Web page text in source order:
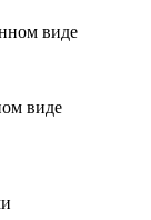
виде
виде